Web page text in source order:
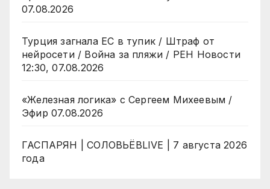
07.08.2026
Турция загнала ЕС в тупик / Штраф от
нейросети / Война за пляжи / РЕН Новости
12:30, 07.08.2026
«Железная логика» с Сергеем Михеевым /
Эфир 07.08.2026
ГАСПАРЯН | СОЛОВЬЁВLIVE | 7 августа 2026
года